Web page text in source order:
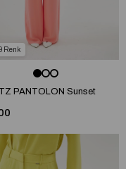
PANTOLON Sunset